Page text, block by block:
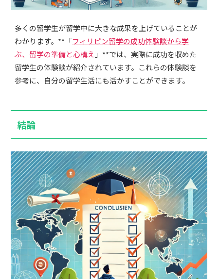
多くの留学生が留学中に大きな成果を上げていることが
わかります。**「フィリピン留学の成功体験談から学
ぶ、留学の準備と心構え 」**では、実際に成功を収めた
留学生の体験談が紹介されています。これらの体験談を
参考に、自分の留学生活にも活かすことができます。
結論